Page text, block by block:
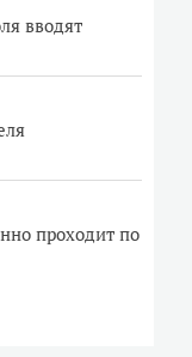
вводят
проходит по